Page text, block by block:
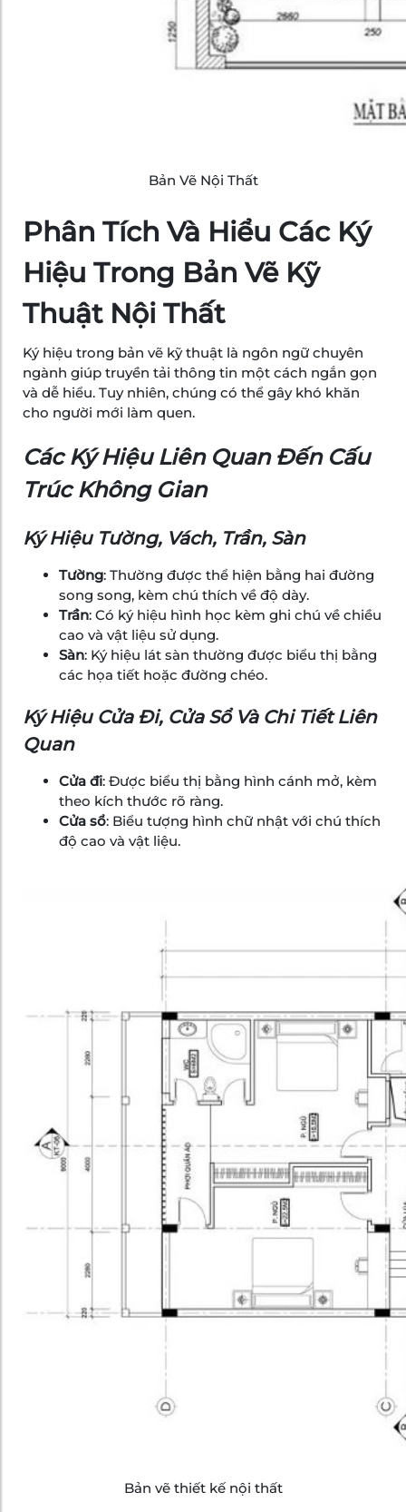
Bản Vẽ Nội Thất
Phân Tích Và Hiểu Các Ký
Hiệu Trong Bản Vẽ Kỹ
Thuật Nội Thất
Ký hiệu trong bản vẽ kỹ thuật là ngôn ngữ chuyên
ngành giúp truyền tải thông tin một cách ngắn gọn
và dễ hiểu. Tuy nhiên, chúng có thể gây khó khăn
cho người mới làm quen.
Các Ký Hiệu Liên Quan Đến Cấu
Trúc Không Gian
Ký Hiệu Tường, Vách, Trần, Sàn
Tường: Thường được thể hiện bằng hai đường
song song, kèm chú thích về độ dày.
Trần: Có ký hiệu hình học kèm ghi chú về chiều
cao và vật liệu sử dụng.
Sàn: Ký hiệu lát sàn thường được biểu thị bằng
các họa tiết hoặc đường chéo.
Ký Hiệu Cửa Đi, Cửa Sổ Và Chi Tiết Liên
Quan
Cửa đi: Được biểu thị bằng hình cánh mở, kèm
theo kích thước rõ ràng.
Cửa sổ: Biểu tượng hình chữ nhật với chú thích
độ cao và vật liệu.
Bản vẽ thiết kế nội thất